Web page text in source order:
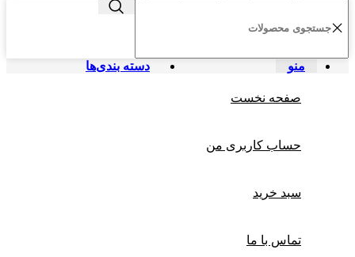
منو دسته بندی‌ها
صفحه نخست
حساب کاربری من
سبد خرید
تماس با ما